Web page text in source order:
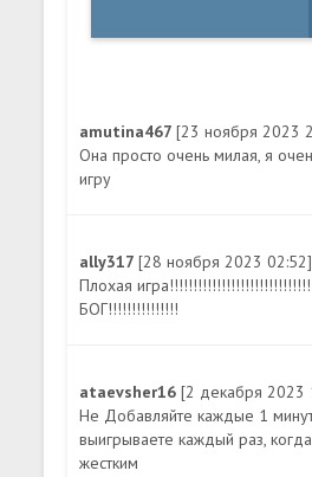
amutina467[23 ноября 2023
Она просто очень милая, я
игру
ally317[28 ноября 2023 02:52]
Плохая
БОГ!!!!!!!!!!!!!!!
ataevsher16[2 декабря 2023
Не Добавляйте каждые 1
выигрываете каждый раз, когда
жестким